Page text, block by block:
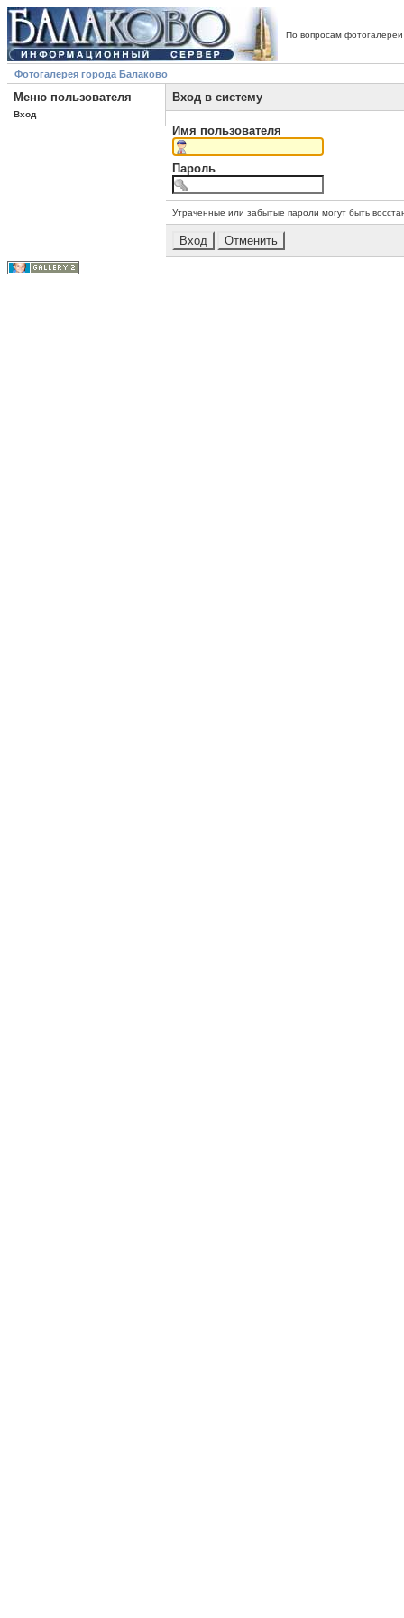
По вопросам
Фотогалерея города Балаково
Меню пользователя
Вход
Вход в систему
Имя пользователя
Пароль
Утраченные или забытые пароли могут быть